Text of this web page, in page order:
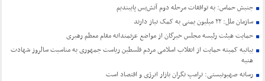
جنبش حماس: به توافقات مرحله دوم آتش‌بس پایبندیم
سازمان ملل: ۲۲ میلیون یمنی به کمک نیاز دارند
حمایت هیئت رئیسه مجلس خبرگان از مواضع عزتمندانه مقام معظم رهبری
بیانیه کمیته حمایت از انقلاب اسلامی مردم فلسطین ریاست جمهوری به مناسبت سالروز شهادت
هنیه
رسانه صهیونیستی: ترامپ نگران بازار انرژی و اقتصاد است